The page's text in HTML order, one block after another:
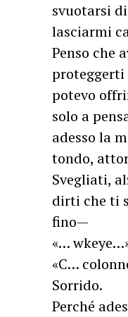
svuotarsi
lasciarmi
Penso che
potevo
solo a
adesso la
tondo,
Svegliati,
dirti che ti
fino—
«…
«C…
Sorrido.
Perché